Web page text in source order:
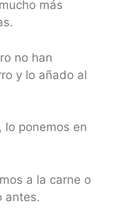
más
no han
y lo añado al
lo ponemos en
a la carne o
antes.